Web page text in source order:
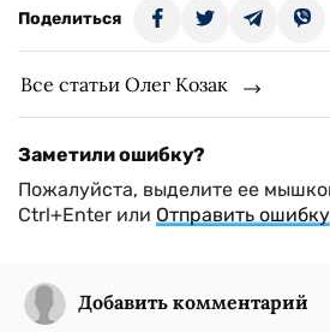
Поделиться
Все статьи Олег Козак
Заметили ошибку?
Пожалуйста, выделите ее
Ctrl+Enter или Отправить ошибку
Добавить комментарий